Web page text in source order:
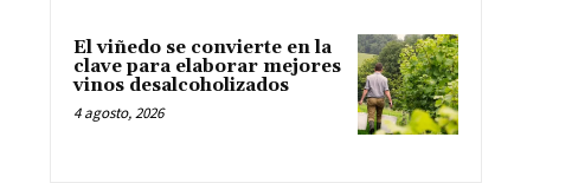
El viñedo se convierte en la
clave para elaborar mejores
vinos desalcoholizados
4 agosto, 2026